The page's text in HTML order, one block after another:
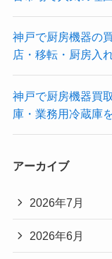
神戸で厨房機器の
店・移転・厨房入
神戸で厨房機器買
庫・業務用冷蔵庫
アーカイブ
2026年7月
2026年6月